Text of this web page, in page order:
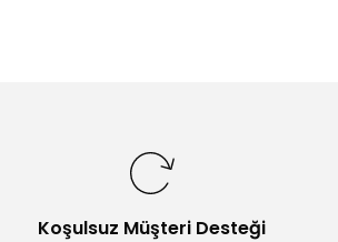
Koşulsuz Müşteri Desteği